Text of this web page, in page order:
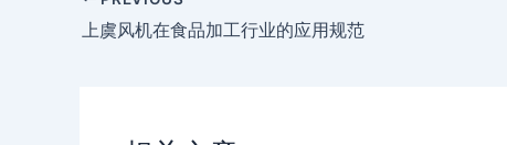
上虞风机在食品加工行业的应用规范